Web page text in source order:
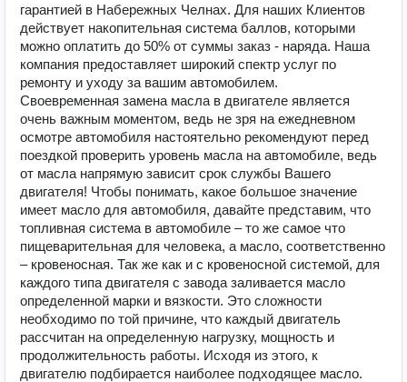
гарантией в Набережных Челнах. Для наших Клиентов
действует накопительная система баллов, которыми
можно оплатить до 50% от суммы заказ - наряда. Наша
компания предоставляет широкий спектр услуг по
ремонту и уходу за вашим автомобилем.
Своевременная замена масла в двигателе является
очень важным моментом, ведь не зря на ежедневном
осмотре автомобиля настоятельно рекомендуют перед
поездкой проверить уровень масла на автомобиле, ведь
от масла напрямую зависит срок службы Вашего
двигателя! Чтобы понимать, какое большое значение
имеет масло для автомобиля, давайте представим, что
топливная система в автомобиле – то же самое что
пищеварительная для человека, а масло, соответственно
– кровеносная. Так же как и с кровеносной системой, для
каждого типа двигателя с завода заливается масло
определенной марки и вязкости. Это сложности
необходимо по той причине, что каждый двигатель
рассчитан на определенную нагрузку, мощность и
продолжительность работы. Исходя из этого, к
двигателю подбирается наиболее подходящее масло.